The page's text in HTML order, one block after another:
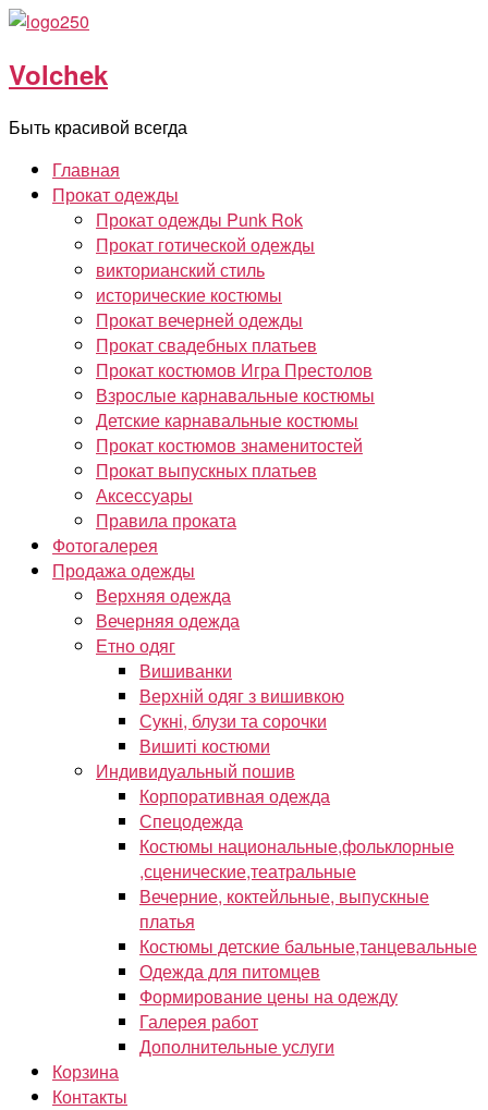
Перейти
содержимому
Volchek
Быть красивой всегда
Главная
Прокат одежды
Прокат одежды Punk Rok
Прокат готической одежды
викторианский стиль
исторические костюмы
Прокат вечерней одежды
Прокат свадебных платьев
Прокат костюмов Игра Престолов
Взрослые карнавальные костюмы
Детские карнавальные костюмы
Прокат костюмов знаменитостей
Прокат выпускных платьев
Аксессуары
Правила проката
Фотогалерея
Продажа одежды
Верхняя одежда
Вечерняя одежда
Етно одяг
Вишиванки
Верхній одяг з вишивкою
Сукні, блузи та сорочки
Вишиті костюми
Индивидуальный пошив
Корпоративная одежда
Спецодежда
Костюмы национальные,фольклорные
,сценические,театральные
Вечерние, коктейльные, выпускные
платья
Костюмы детские бальные,танцевальные
Одежда для питомцев
Формирование цены на одежду
Галерея работ
Дополнительные услуги
Корзина
Контакты